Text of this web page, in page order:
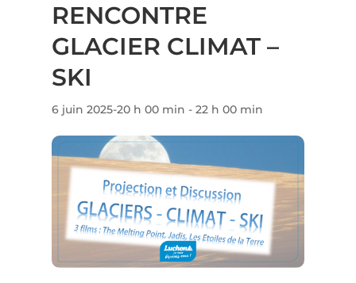
RENCONTRE
GLACIER CLIMAT –
SKI
6 juin 2025-20 h 00 min - 22 h 00 min